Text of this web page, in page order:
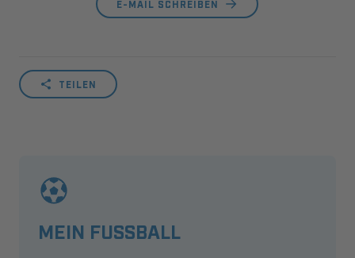
E-MAIL SCHREIBEN
TEILEN
MEIN FUSSBALL